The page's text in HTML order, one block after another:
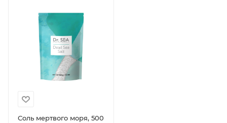
Соль мертвого моря, 500